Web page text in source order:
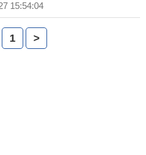
15:54:04
1 >